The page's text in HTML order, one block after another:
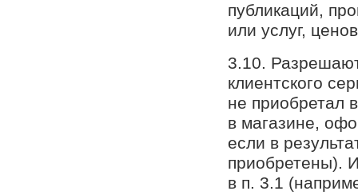
публикаций,
или услуг,
3.10.
клиентского
не приобретал
в магазине,
если в
приобретены).
в п. 3.1